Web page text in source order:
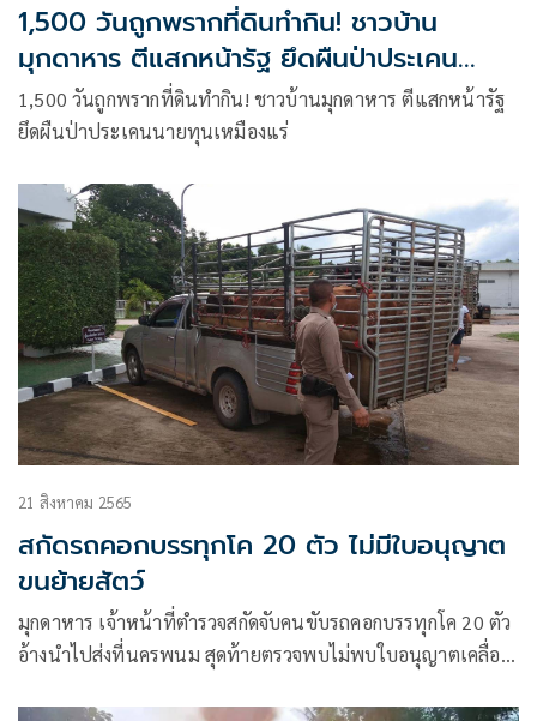
1,500 วันถูกพรากที่ดินทำกิน! ชาวบ้าน
มุกดาหาร ตีแสกหน้ารัฐ ยึดผืนป่าประเคน
นายทุนเหมืองแร่
1,500 วันถูกพรากที่ดินทำกิน! ชาวบ้านมุกดาหาร ตีแสกหน้ารัฐ
ยึดผืนป่าประเคนนายทุนเหมืองแร่
21 สิงหาคม 2565
สกัดรถคอกบรรทุกโค 20 ตัว ไม่มีใบอนุญาต
ขนย้ายสัตว์
มุกดาหาร เจ้าหน้าที่ตำรวจสกัดจับคนขับรถคอกบรรทุกโค 20 ตัว
อ้างนำไปส่งที่นครพนม สุดท้ายตรวจพบไม่พบใบอนุญาตเคลื่อน